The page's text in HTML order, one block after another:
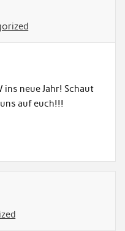
ins neue Jahr! Schaut
auf euch!!!